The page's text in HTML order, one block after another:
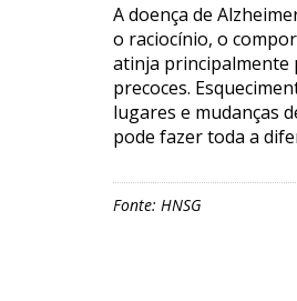
A doença de
o raciocínio, o
atinja principalmente
precoces.
lugares e mudanças
pode fazer toda a
Fonte: HNSG